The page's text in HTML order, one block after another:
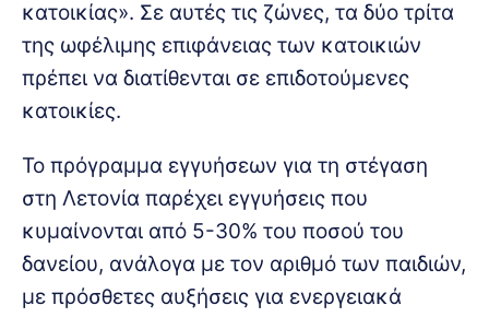
κατοικίας». Σε αυτές τις ζώνες, τα δύο τρίτα
της ωφέλιμης επιφάνειας των κατοικιών
πρέπει να διατίθενται σε επιδοτούμενες
κατοικίες.
Το πρόγραμμα εγγυήσεων για τη στέγαση
στη Λετονία παρέχει εγγυήσεις που
κυμαίνονται από 5-30% του ποσού του
δανείου, ανάλογα με τον αριθμό των παιδιών,
με πρόσθετες αυξήσεις για ενεργειακά